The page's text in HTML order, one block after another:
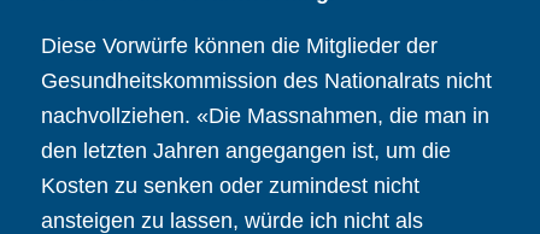
Diese Vorwürfe können die Mitglieder der
Gesundheitskommission des Nationalrats nicht
nachvollziehen. «Die Massnahmen, die man in
den letzten Jahren angegangen ist, um die
Kosten zu senken oder zumindest nicht
ansteigen zu lassen, würde ich nicht als